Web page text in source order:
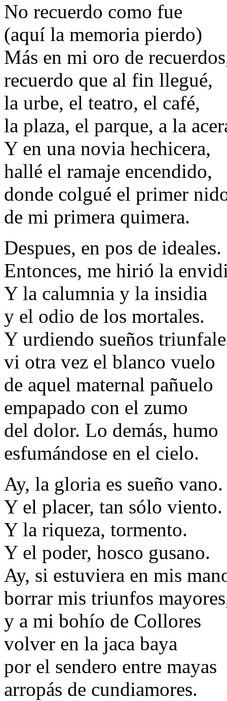
No recuerdo como fue
(aquí la memoria pierdo)
Más en mi oro de
recuerdo que al fin llegué,
la urbe, el teatro, el café,
la plaza, el parque, a la
Y en una novia hechicera,
hallé el ramaje encendido,
donde colgué el primer
de mi primera quimera.
Despues, en pos de ideales.
Entonces, me hirió la
Y la calumnia y la insidia
y el odio de los mortales.
Y urdiendo sueños
vi otra vez el blanco vuelo
de aquel maternal pañuelo
empapado con el zumo
del dolor. Lo demás, humo
esfumándose en el cielo.
Ay, la gloria es sueño vano.
Y el placer, tan sólo viento.
Y la riqueza, tormento.
Y el poder, hosco gusano.
Ay, si estuviera en mis
borrar mis triunfos
y a mi bohío de Collores
volver en la jaca baya
por el sendero entre mayas
arropás de cundiamores.